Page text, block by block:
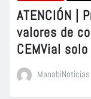
ATENCIÓN |
valores de
CEMVial
ManabiNoticias